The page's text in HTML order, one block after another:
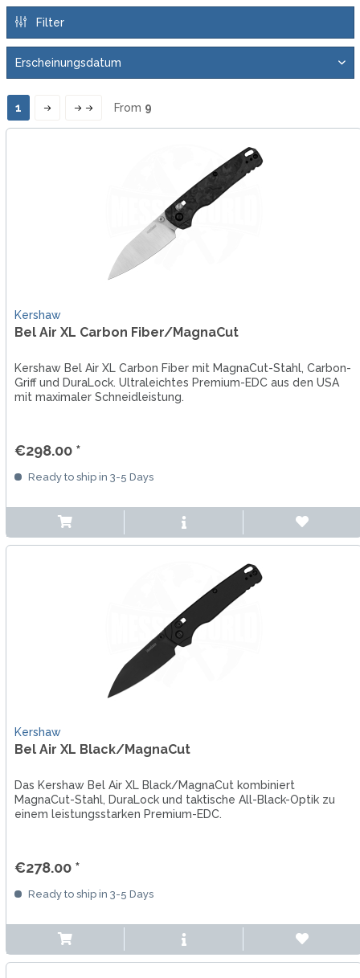
Filter
1 From 9
Kershaw
Bel Air XL Carbon Fiber/MagnaCut
Kershaw Bel Air XL Carbon Fiber mit MagnaCut-Stahl, Carbon-
Griff und DuraLock. Ultraleichtes Premium-EDC aus den USA
mit maximaler Schneidleistung.
€298.00 *
Ready to ship in 3-5 Days
Kershaw
Bel Air XL Black/MagnaCut
Das Kershaw Bel Air XL Black/MagnaCut kombiniert
MagnaCut-Stahl, DuraLock und taktische All-Black-Optik zu
einem leistungsstarken Premium-EDC.
€278.00 *
Ready to ship in 3-5 Days